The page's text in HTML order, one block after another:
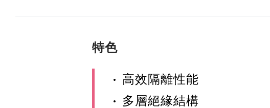
特色
• 高效隔離性能
• 多層絕緣結構